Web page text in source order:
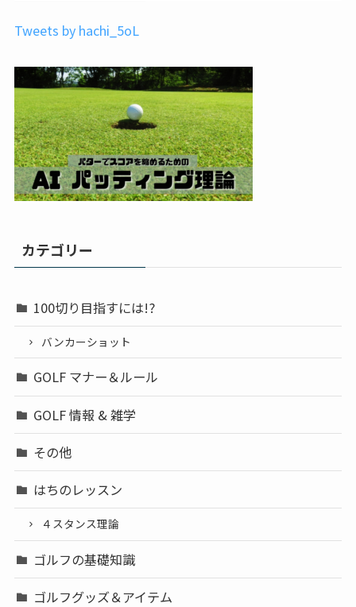
Tweets by hachi_5oL
カテゴリー
100切り目指すには!?
バンカーショット
GOLF マナー＆ルール
GOLF 情報 & 雑学
その他
はちのレッスン
４スタンス理論
ゴルフの基礎知識
ゴルフグッズ＆アイテム